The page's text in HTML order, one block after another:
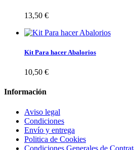
13,50 €
Kit Para hacer Abalorios
10,50 €
Información
Aviso legal
Condiciones
Envío y entrega
Politica de Cookies
Condiciones Generales de